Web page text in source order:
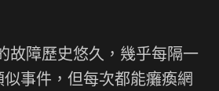
故障歷史悠久，幾乎每隔一
事件，但每次都能癱瘓網